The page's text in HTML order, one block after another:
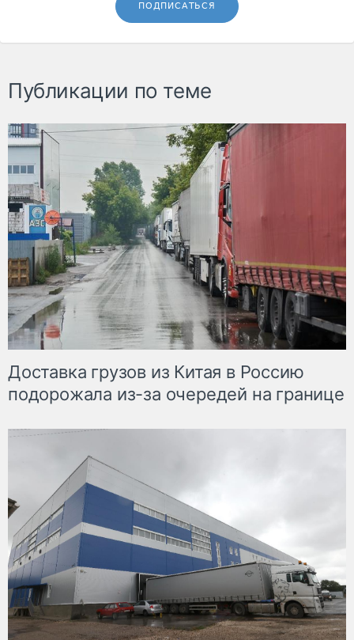
ПОДПИСАТЬСЯ
Публикации по теме
Доставка грузов из Китая в Россию
подорожала из-за очередей на границе